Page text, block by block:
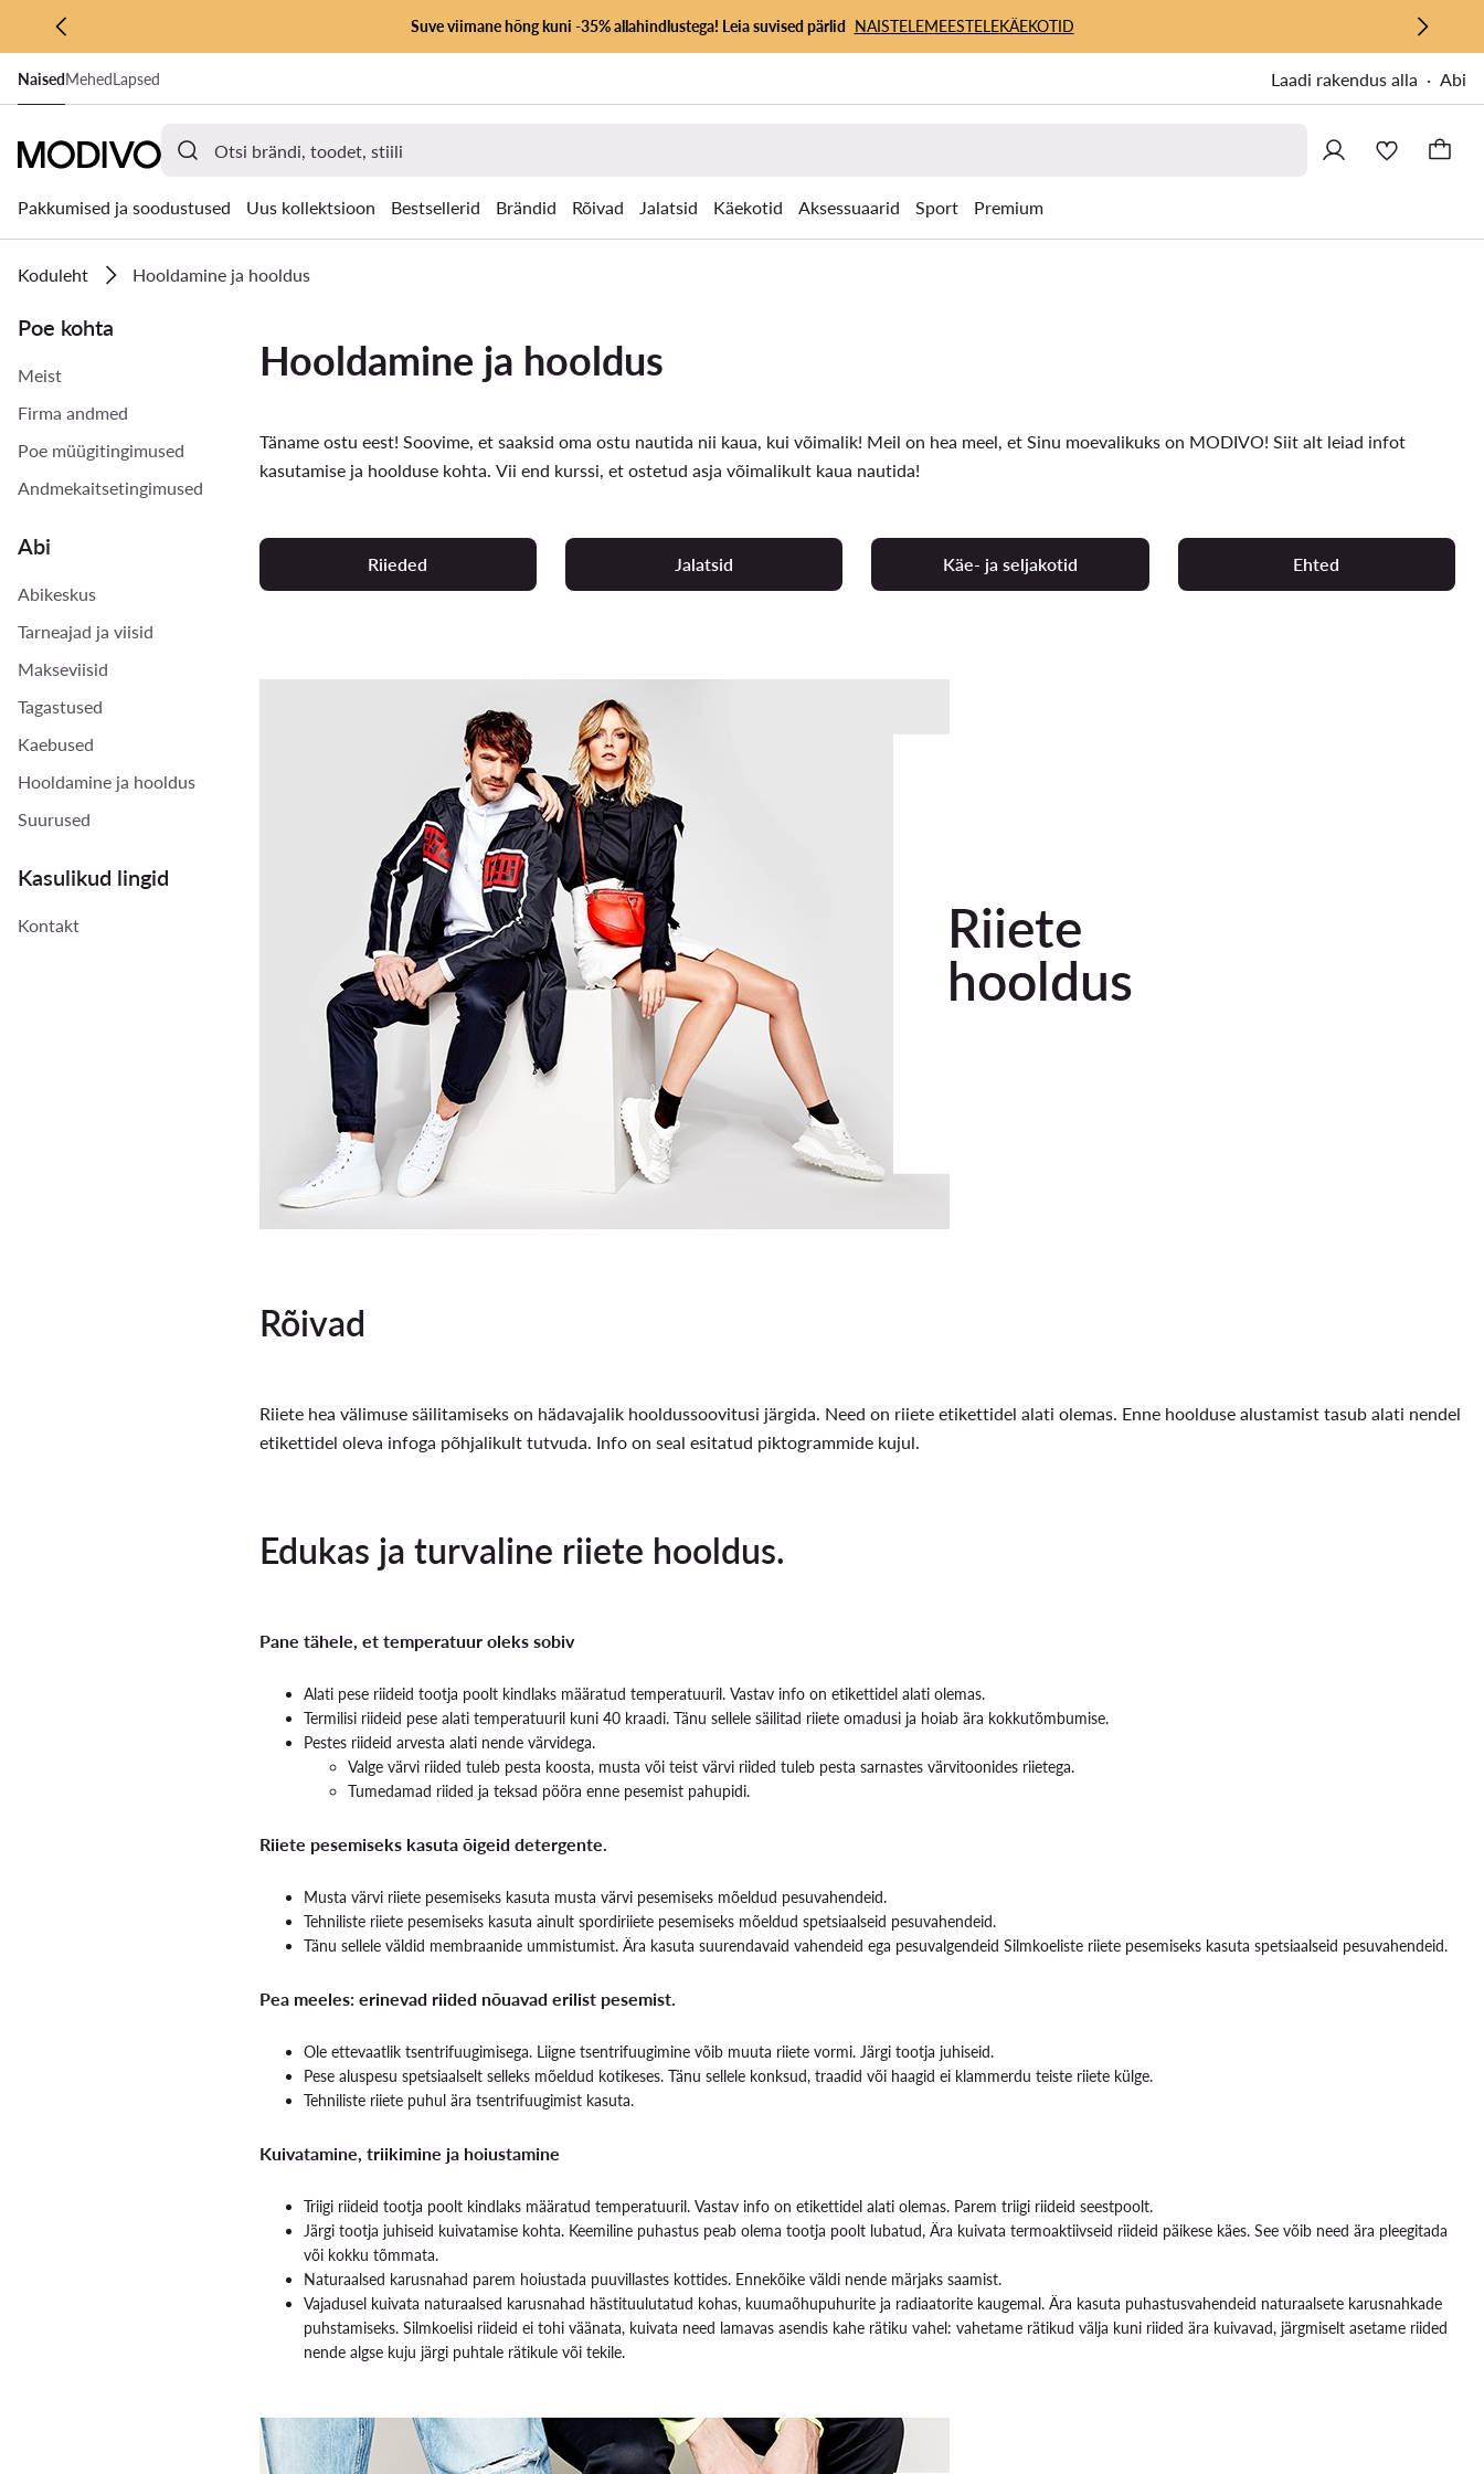
LIIGU PÕHISISU JUURDE
MINE OTSINGUSSE
Suve viimane hõng kuni -35% allahindlustega! Leia suvised pärlid NAISTELEMEESTELEKÄEKOTID
NaisedMehedLapsed Laadi rakendus alla Abi
Pakkumised ja soodustused Uus kollektsioon Bestsellerid Brändid Rõivad Jalatsid Käekotid Aksessuaarid Sport Premium
Koduleht Hooldamine ja hooldus
Poe kohta
Meist
Firma andmed
Poe müügitingimused
Andmekaitsetingimused
Abi
Abikeskus
Tarneajad ja viisid
Makseviisid
Tagastused
Kaebused
Hooldamine ja hooldus
Suurused
Kasulikud lingid
Kontakt
Hooldamine ja hooldus
Täname ostu eest! Soovime, et saaksid oma ostu nautida nii kaua, kui võimalik! Meil on hea meel, et Sinu moevalikuks on MODIVO! Siit alt leiad infot
kasutamise ja hoolduse kohta. Vii end kurssi, et ostetud asja võimalikult kaua nautida!
Riieded Jalatsid Käe- ja seljakotid Ehted
Riiete
hooldus
Rõivad
Riiete hea välimuse säilitamiseks on hädavajalik hooldussoovitusi järgida. Need on riiete etikettidel alati olemas. Enne hoolduse alustamist tasub alati nendel
etikettidel oleva infoga põhjalikult tutvuda. Info on seal esitatud piktogrammide kujul.
Edukas ja turvaline riiete hooldus.
Pane tähele, et temperatuur oleks sobiv
Alati pese riideid tootja poolt kindlaks määratud temperatuuril. Vastav info on etikettidel alati olemas.
Termilisi riideid pese alati temperatuuril kuni 40 kraadi. Tänu sellele säilitad riiete omadusi ja hoiab ära kokkutõmbumise.
Pestes riideid arvesta alati nende värvidega.
Valge värvi riided tuleb pesta koosta, musta või teist värvi riided tuleb pesta sarnastes värvitoonides riietega.
Tumedamad riided ja teksad pööra enne pesemist pahupidi.
Riiete pesemiseks kasuta õigeid detergente.
Musta värvi riiete pesemiseks kasuta musta värvi pesemiseks mõeldud pesuvahendeid.
Tehniliste riiete pesemiseks kasuta ainult spordiriiete pesemiseks mõeldud spetsiaalseid pesuvahendeid.
Tänu sellele väldid membraanide ummistumist. Ära kasuta suurendavaid vahendeid ega pesuvalgendeid Silmkoeliste riiete pesemiseks kasuta spetsiaalseid pesuvahendeid.
Pea meeles: erinevad riided nõuavad erilist pesemist.
Ole ettevaatlik tsentrifuugimisega. Liigne tsentrifuugimine võib muuta riiete vormi. Järgi tootja juhiseid.
Pese aluspesu spetsiaalselt selleks mõeldud kotikeses. Tänu sellele konksud, traadid või haagid ei klammerdu teiste riiete külge.
Tehniliste riiete puhul ära tsentrifuugimist kasuta.
Kuivatamine, triikimine ja hoiustamine
Triigi riideid tootja poolt kindlaks määratud temperatuuril. Vastav info on etikettidel alati olemas. Parem triigi riideid seestpoolt.
Järgi tootja juhiseid kuivatamise kohta. Keemiline puhastus peab olema tootja poolt lubatud, Ära kuivata termoaktiivseid riideid päikese käes. See võib need ära pleegitada
või kokku tõmmata.
Naturaalsed karusnahad parem hoiustada puuvillastes kottides. Ennekõike väldi nende märjaks saamist.
Vajadusel kuivata naturaalsed karusnahad hästituulutatud kohas, kuumaõhupuhurite ja radiaatorite kaugemal. Ära kasuta puhastusvahendeid naturaalsete karusnahkade
puhstamiseks. Silmkoelisi riideid ei tohi väänata, kuivata need lamavas asendis kahe rätiku vahel: vahetame rätikud välja kuni riided ära kuivavad, järgmiselt asetame riided
nende algse kuju järgi puhtale rätikule või tekile.